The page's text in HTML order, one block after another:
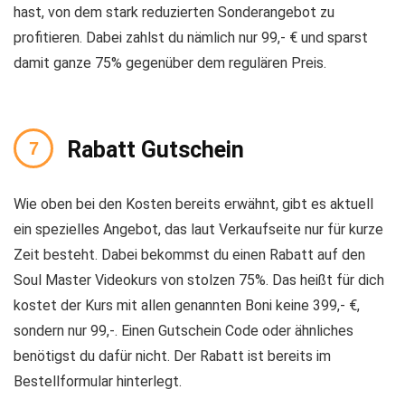
hast, von dem stark reduzierten Sonderangebot zu
profitieren. Dabei zahlst du nämlich nur 99,- € und sparst
damit ganze 75% gegenüber dem regulären Preis.
Rabatt Gutschein
Wie oben bei den Kosten bereits erwähnt, gibt es aktuell
ein spezielles Angebot, das laut Verkaufseite nur für kurze
Zeit besteht. Dabei bekommst du einen Rabatt auf den
Soul Master Videokurs von stolzen 75%. Das heißt für dich
kostet der Kurs mit allen genannten Boni keine 399,- €,
sondern nur 99,-. Einen Gutschein Code oder ähnliches
benötigst du dafür nicht. Der Rabatt ist bereits im
Bestellformular hinterlegt.